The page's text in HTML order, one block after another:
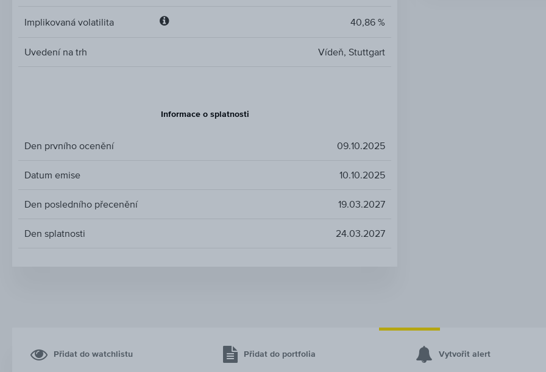
Implikovaná volatilita 40,86 %
Uvedení na trh Vídeň, Stuttgart
Informace o splatnosti
Den prvního ocenění 09.10.2025
Datum emise 10.10.2025
Den posledního přecenění 19.03.2027
Den splatnosti 24.03.2027
Přidat do watchlistu Přidat do portfolia Vytvořit alert